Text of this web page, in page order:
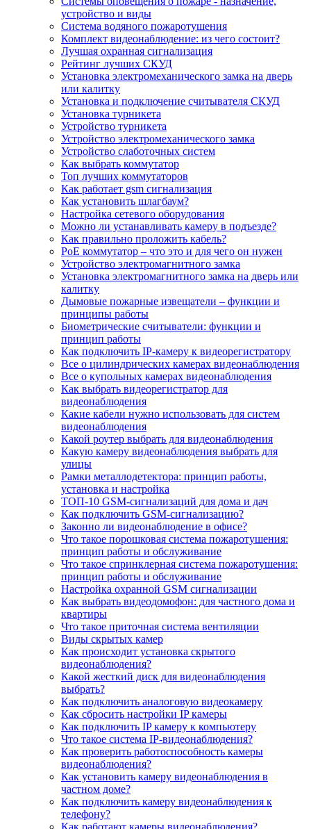
устройство и виды
Система водяного пожаротушения
Комплект видеонаблюдение: из чего состоит?
Лучшая охранная сигнализация
Рейтинг лучших СКУД
Установка электромеханического замка на дверь
или калитку
Установка и подключение считывателя СКУД
Установка турникета
Устройство турникета
Устройство электромеханического замка
Устройство слаботочных систем
Как выбрать коммутатор
Топ лучших коммутаторов
Как работает gsm сигнализация
Как установить шлагбаум?
Настройка сетевого оборудования
Можно ли устанавливать камеру в подъезде?
Как правильно проложить кабель?
PoE коммутатор – что это и для чего он нужен
Устройство электромагнитного замка
Установка электромагнитного замка на дверь или
калитку
Дымовые пожарные извещатели – функции и
принципы работы
Биометрические считыватели: функции и
принцип работы
Как подключить IP-камеру к видеорегистратору
Все о цилиндрических камерах видеонаблюдения
Все о купольных камерах видеонаблюдения
Как выбрать видеорегистратор для
видеонаблюдения
Какие кабели нужно использовать для систем
видеонаблюдения
Какой роутер выбрать для видеонаблюдения
Какую камеру видеонаблюдения выбрать для
улицы
Рамки металлодетектора: принцип работы,
установка и настройка
ТОП-10 GSM-сигнализаций для дома и дач
Как подключить GSM-сигнализацию?
Законно ли видеонаблюдение в офисе?
Что такое порошковая система пожаротушения:
принцип работы и обслуживание
Что такое спринклерная система пожаротушения:
принцип работы и обслуживание
Настройка охранной GSM сигнализации
Как выбрать видеодомофон: для частного дома и
квартиры
Что такое приточная система вентиляции
Виды скрытых камер
Как происходит установка скрытого
видеонаблюдения?
Какой жесткий диск для видеонаблюдения
выбрать?
Как подключить аналоговую видеокамеру
Как сбросить настройки IP камеры
Как подключить IP камеру к компьютеру
Что такое система IP-видеонаблюдения?
Как проверить работоспособность камеры
видеонаблюдения?
Как установить камеру видеонаблюдения в
частном доме?
Как подключить камеру видеонаблюдения к
телефону?
Как работают камеры видеонаблюдения?